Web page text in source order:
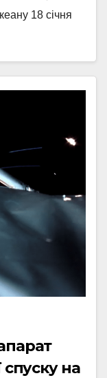
18 січня
спуску на